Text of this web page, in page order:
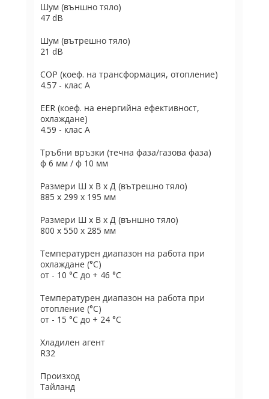
Шум (външно тяло)
47 dB
Шум (вътрешно тяло)
21 dB
COP (коеф. на трансформация, отопление)
4.57 - клас А
EER (коеф. на енергийна ефективност,
охлаждане)
4.59 - клас А
Тръбни връзки (течна фаза/газова фаза)
ф 6 мм / ф 10 мм
Размери Ш х В х Д (вътрешно тяло)
885 x 299 x 195 мм
Размери Ш х В х Д (външно тяло)
800 x 550 x 285 мм
Температурен диапазон на работа при
охлаждане (°C)
от - 10 °C до + 46 °C
Температурен диапазон на работа при
отопление (°C)
от - 15 °C до + 24 °C
Хладилен агент
R32
Произход
Тайланд